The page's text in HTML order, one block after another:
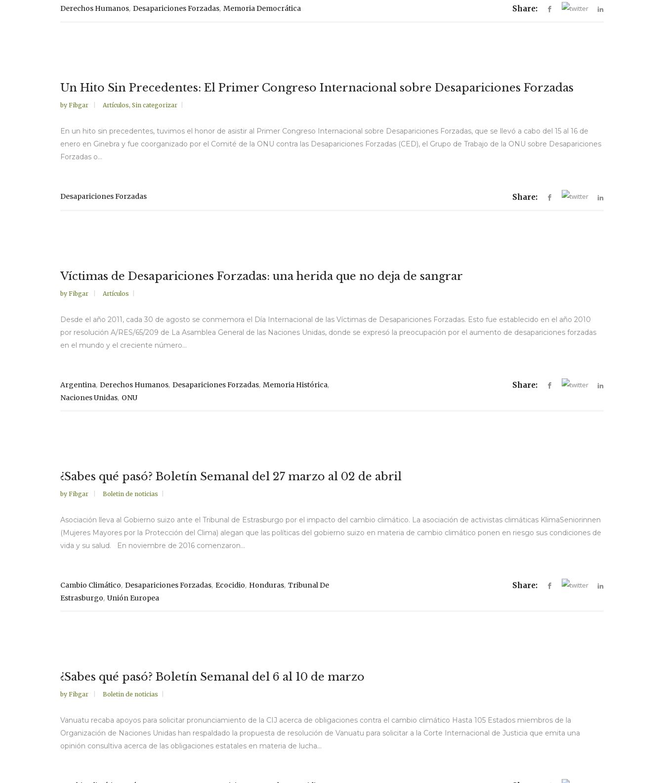
Derechos Humanos, Desapariciones Forzadas, Memoria Democrática Share:
Un Hito Sin Precedentes: El Primer Congreso Internacional sobre Desapariciones Forzadas
by Fibgar Artículos, Sin categorizar
En un hito sin precedentes, tuvimos el honor de asistir al Primer Congreso Internacional sobre Desapariciones Forzadas, que se llevó a cabo del 15 al 16 de
enero en Ginebra y fue coorganizado por el Comité de la ONU contra las Desapariciones Forzadas (CED), el Grupo de Trabajo de la ONU sobre Desapariciones
Forzadas o...
Desapariciones Forzadas Share:
Víctimas de Desapariciones Forzadas: una herida que no deja de sangrar
by Fibgar Artículos
Desde el año 2011, cada 30 de agosto se conmemora el Día Internacional de las Víctimas de Desapariciones Forzadas. Esto fue establecido en el año 2010
por resolución A/RES/65/209 de La Asamblea General de las Naciones Unidas, donde se expresó la preocupación por el aumento de desapariciones forzadas
en el mundo y el creciente número...
Argentina, Derechos Humanos, Desapariciones Forzadas, Memoria Histórica,
Naciones Unidas, ONU
Share:
¿Sabes qué pasó? Boletín Semanal del 27 marzo al 02 de abril
by Fibgar Boletin de noticias
Asociación lleva al Gobierno suizo ante el Tribunal de Estrasburgo por el impacto del cambio climático. La asociación de activistas climáticas KlimaSeniorinnen
(Mujeres Mayores por la Protección del Clima) alegan que las políticas del gobierno suizo en materia de cambio climático ponen en riesgo sus condiciones de
vida y su salud. En noviembre de 2016 comenzaron...
Cambio Climático, Desapariciones Forzadas, Ecocidio, Honduras, Tribunal De
Estrasburgo, Unión Europea
Share:
¿Sabes qué pasó? Boletín Semanal del 6 al 10 de marzo
by Fibgar Boletin de noticias
Vanuatu recaba apoyos para solicitar pronunciamiento de la CIJ acerca de obligaciones contra el cambio climático Hasta 105 Estados miembros de la
Organización de Naciones Unidas han respaldado la propuesta de resolución de Vanuatu para solicitar a la Corte Internacional de Justicia que emita una
opinión consultiva acerca de las obligaciones estatales en materia de lucha...